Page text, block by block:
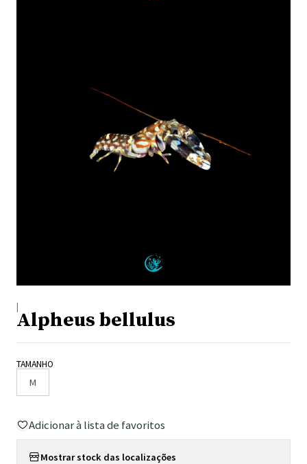
|
Alpheus bellulus
TAMANHO
M
Adicionar à lista de favoritos
Mostrar stock das localizações